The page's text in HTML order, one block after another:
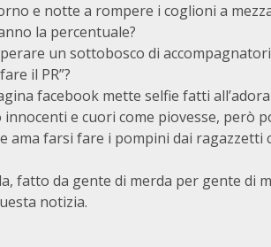
e notte a rompere i coglioni a
la percentuale?
un sottobosco di
il PR”?
facebook mette selfie fatti
e cuori come piovesse, però
ama farsi fare i pompini dai ragazzetti
fatto da gente di merda per gente di
notizia.